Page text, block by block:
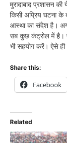
मुरादाबाद प्रशासन
किसी अप्रिय घटना के
आस्था का संदेश है।
सब कुछ कंट्रोल में है।
भी सहयोग करें। ऐसे ही
Share this:
Facebook
Related